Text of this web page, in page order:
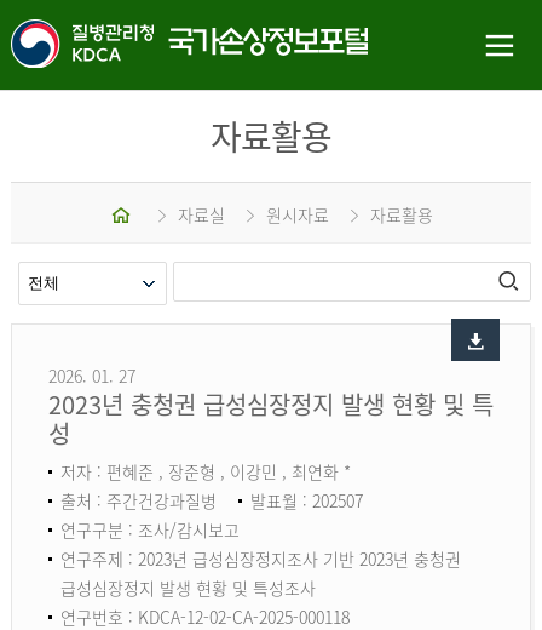
자료활용
홈 자료실 원시자료 자료활용
2026. 01. 27
2023년 충청권 급성심장정지 발생 현황 및 특
성
저자 : 편혜준 , 장준형 , 이강민 , 최연화 *
출처 : 주간건강과질병
발표월 : 202507
연구구분 : 조사/감시보고
연구주제 : 2023년 급성심장정지조사 기반 2023년 충청권
급성심장정지 발생 현황 및 특성조사
연구번호 : KDCA-12-02-CA-2025-000118